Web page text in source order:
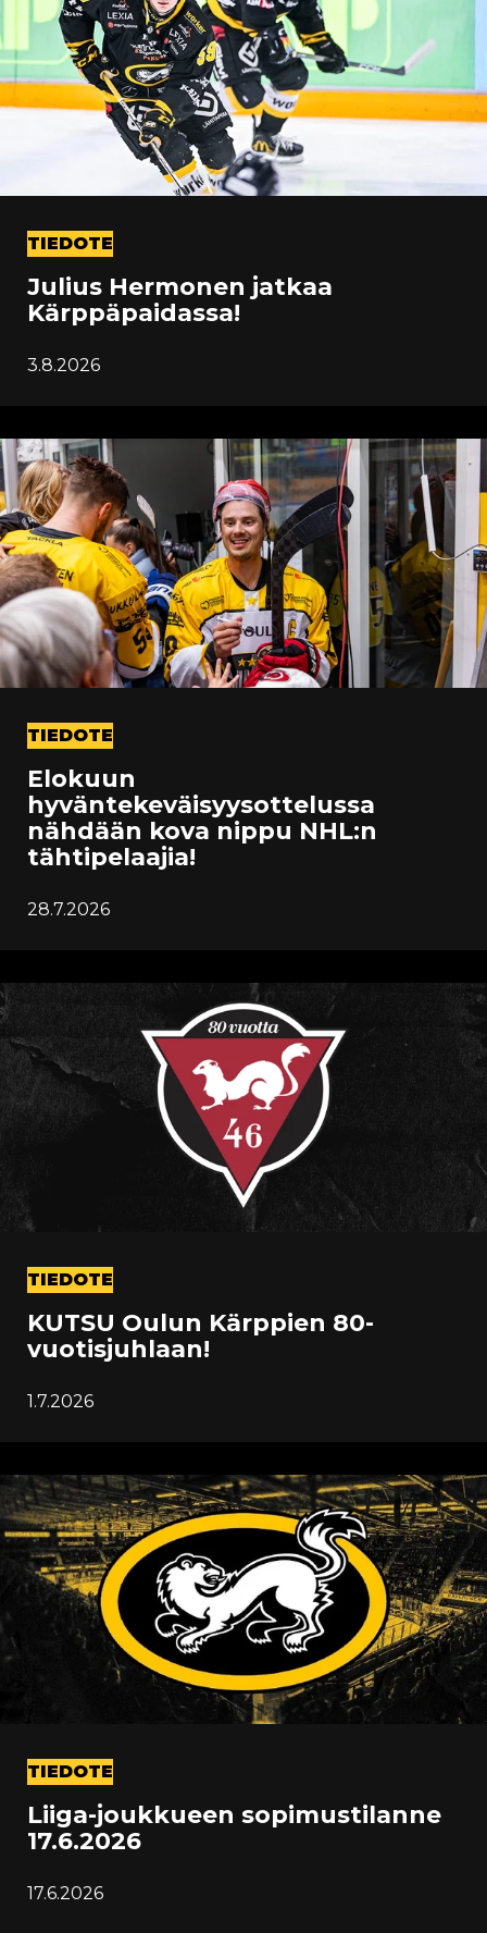
TIEDOTE
Julius Hermonen jatkaa
Kärppäpaidassa!
3.8.2026
TIEDOTE
Elokuun
hyväntekeväisyysottelussa
nähdään kova nippu NHL:n
tähtipelaajia!
28.7.2026
TIEDOTE
KUTSU Oulun Kärppien 80-
vuotisjuhlaan!
1.7.2026
TIEDOTE
Liiga-joukkueen sopimustilanne
17.6.2026
17.6.2026